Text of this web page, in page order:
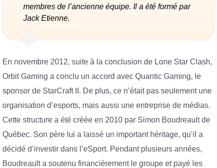
membres de l’ancienne équipe. Il a été formé par
Jack Etienne.
En novembre 2012, suite à la conclusion de Lone Star Clash,
Orbit Gaming a conclu un accord avec Quantic Gaming, le
sponsor de StarCraft II. De plus, ce n’était pas seulement une
organisation d’esports, mais aussi une entreprise de médias.
Cette structure a été créée en 2010 par Simon Boudreault de
Québec. Son père lui a laissé un important héritage, qu’il a
décidé d’investir dans l’eSport. Pendant plusieurs années,
Boudreault a soutenu financièrement le groupe et payé les